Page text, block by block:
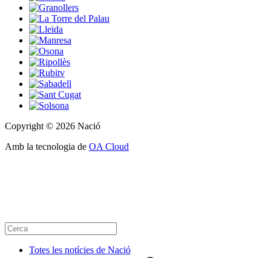
Copyright © 2026 Nació
Amb la tecnologia de OA Cloud
Totes les notícies de Nació